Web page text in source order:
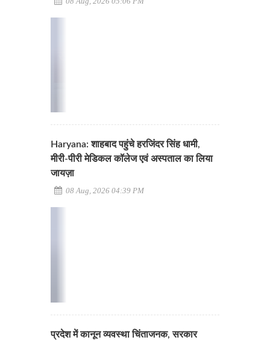
Haryana: शाहबाद पहुंचे हरजिंदर सिंह धामी,
मीरी-पीरी मेडिकल कॉलेज एवं अस्पताल का लिया
जायज़ा
08 Aug, 2026 04:39 PM
प्रदेश में कानून व्यवस्था चिंताजनक, सरकार